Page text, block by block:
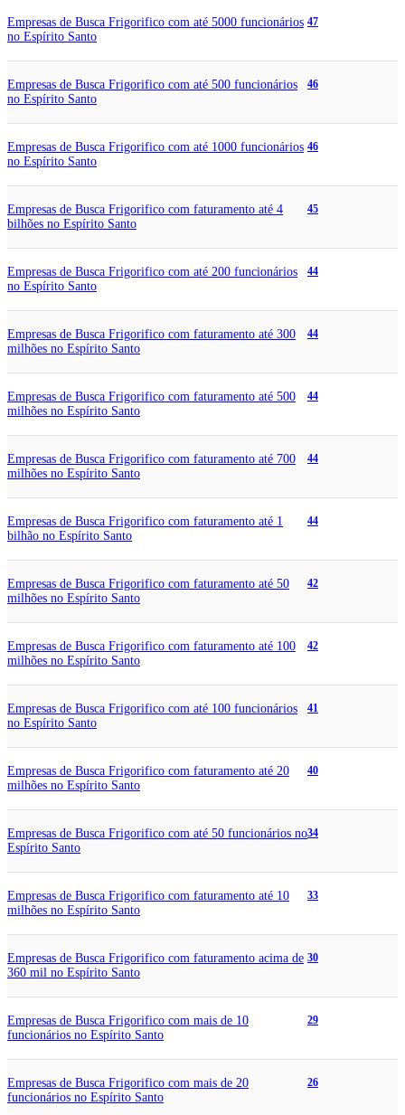
Empresas de Busca Frigorifico com até 5000 funcionários
no Espírito Santo
47
Empresas de Busca Frigorifico com até 500 funcionários
no Espírito Santo
46
Empresas de Busca Frigorifico com até 1000 funcionários
no Espírito Santo
46
Empresas de Busca Frigorifico com faturamento até 4
bilhões no Espírito Santo
45
Empresas de Busca Frigorifico com até 200 funcionários
no Espírito Santo
44
Empresas de Busca Frigorifico com faturamento até 300
milhões no Espírito Santo
44
Empresas de Busca Frigorifico com faturamento até 500
milhões no Espírito Santo
44
Empresas de Busca Frigorifico com faturamento até 700
milhões no Espírito Santo
44
Empresas de Busca Frigorifico com faturamento até 1
bilhão no Espírito Santo
44
Empresas de Busca Frigorifico com faturamento até 50
milhões no Espírito Santo
42
Empresas de Busca Frigorifico com faturamento até 100
milhões no Espírito Santo
42
Empresas de Busca Frigorifico com até 100 funcionários
no Espírito Santo
41
Empresas de Busca Frigorifico com faturamento até 20
milhões no Espírito Santo
40
Empresas de Busca Frigorifico com até 50 funcionários no
Espírito Santo
34
Empresas de Busca Frigorifico com faturamento até 10
milhões no Espírito Santo
33
Empresas de Busca Frigorifico com faturamento acima de
360 mil no Espírito Santo
30
Empresas de Busca Frigorifico com mais de 10
funcionários no Espírito Santo
29
Empresas de Busca Frigorifico com mais de 20
funcionários no Espírito Santo
26